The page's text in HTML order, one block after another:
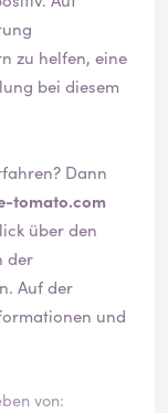
zu helfen, eine
bei diesem
Dann
tomato.com
der
und
von: